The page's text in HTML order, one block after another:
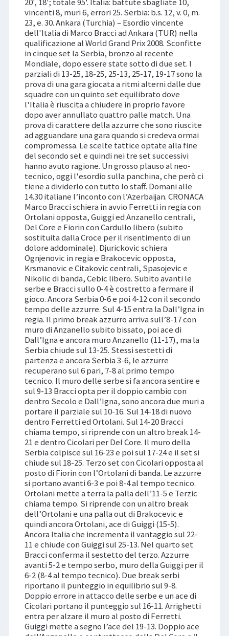
vincenti 8, muri 6, errori 25. Serbia: b.s. 12, v. 0, m.
23, e. 30. Ankara (Turchia) – Esordio vincente
dell'Italia di Marco Bracci ad Ankara (TUR) nella
qualificazione al World Grand Prix 2008. Sconfitte
in cinque set la Serbia, bronzo al recente
Mondiale, dopo essere state sotto di due set. I
parziali di 13-25, 18-25, 25-13, 25-17, 19-17 sono la
prova di una gara giocata a ritmi alterni dalle due
squadre con un quinto set equilibrato dove
l'Italia è riuscita a chiudere in proprio favore
dopo aver annullato quattro palle match. Una
prova di carattere della azzurre che sono riuscite
ad agguandare una gara quando si credeva ormai
compromessa. Le scelte tattice optate alla fine
del secondo set e quindi nei tre set successivi
hanno avuto ragione. Un grosso plauso al neo-
tecnico, oggi l'esordio sulla panchina, che però ci
tiene a dividerlo con tutto lo staff. Domani alle
14.30 italiane l’inconto con l’Azerbaijan. CRONACA
Marco Bracci schiera in avvio Ferretti in regia con
Ortolani opposta, Guiggi ed Anzanello centrali,
Del Core e Fiorin con Cardullo libero (subito
sostituita dalla Croce per il risentimento di un
dolore addominale). Djurickovic schiera
Ognjenovic in regia e Brakocevic opposta,
Krsmanovic e Citakovic centrali, Spasojevic e
Nikolic di banda, Cebic libero. Subito avanti le
serbe e Bracci sullo 0-4 è costretto a fermare il
gioco. Ancora Serbia 0-6 e poi 4-12 con il secondo
tempo delle azzurre. Sul 4-15 entra la Dall’Igna in
regia. Il primo break azzurro arriva sull’8-17 con
muro di Anzanello subito bissato, poi ace di
Dall’Igna e ancora muro Anzanello (11-17), ma la
Serbia chiude sul 13-25. Stessi sestetti di
partenza e ancora Serbia 3-6, le azzurre
recuperano sul 6 pari, 7-8 al primo tempo
tecnico. Il muro delle serbe si fa ancora sentire e
sul 9-13 Bracci opta per il doppio cambio con
dentro Secolo e Dall’Igna, sono ancora due muri a
portare il parziale sul 10-16. Sul 14-18 di nuovo
dentro Ferretti ed Ortolani. Sul 14-20 Bracci
chiama tempo, si riprende con un altro break 14-
21 e dentro Cicolari per Del Core. Il muro della
Serbia colpisce sul 16-23 e poi sul 17-24 e il set si
chiude sul 18-25. Terzo set con Cicolari opposta al
posto di Fiorin con l’Ortolani di banda. Le azzurre
si portano avanti 6-3 e poi 8-4 al tempo tecnico.
Ortolani mette a terra la palla dell’11-5 e Terzic
chiama tempo. Si riprende con un altro break
dell’Ortolani e una palla out di Brakocevic e
quindi ancora Ortolani, ace di Guiggi (15-5).
Ancora Italia che incrementa il vantaggio sul 22-
11 e chiude con Guiggi sul 25-13. Nel quarto set
Bracci conferma il sestetto del terzo. Azzurre
avanti 5-2 e tempo serbo, muro della Guiggi per il
6-2 (8-4 al tempo tecnico). Due break serbi
riportano il punteggio in equilibrio sul 9-8.
Doppio errore in attacco delle serbe e un ace di
Cicolari portano il punteggio sul 16-11. Arrighetti
entra per alzare il muro al posto di Ferretti.
Guiggi mette a segno l’ace del 19-13. Doppio ace